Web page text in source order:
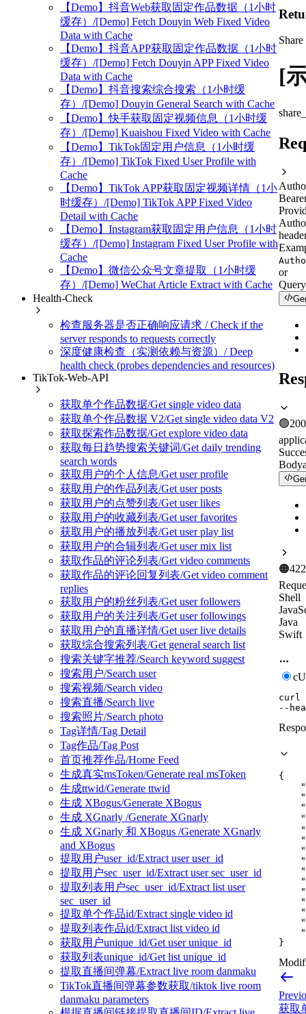
【Demo】抖音Web获取固定作品数据（1小时
缓存）/[Demo] Fetch Douyin Web Fixed Video
Data with Cache
【Demo】抖音APP获取固定作品数据（1小时
缓存）/[Demo] Fetch Douyin APP Fixed Video
Data with Cache
【Demo】抖音搜索综合搜索（1小时缓
存）/[Demo] Douyin General Search with Cache
【Demo】快手获取固定视频信息（1小时缓
存）/[Demo] Kuaishou Fixed Video with Cache
【Demo】TikTok固定用户信息（1小时缓
存）/[Demo] TikTok Fixed User Profile with
Cache
【Demo】TikTok APP获取固定视频详情（1小
时缓存）/[Demo] TikTok APP Fixed Video
Detail with Cache
【Demo】Instagram获取固定用户信息（1小时
缓存）/[Demo] Instagram Fixed User Profile with
Cache
【Demo】微信公众号文章提取（1小时缓
存）/[Demo] WeChat Article Extract with Cache
Health-Check
检查服务器是否正确响应请求 / Check if the
server responds to requests correctly
深度健康检查（实测依赖与资源）/ Deep
health check (probes dependencies and resources)
TikTok-Web-API
获取单个作品数据/Get single video data
获取单个作品数据 V2/Get single video data V2
获取探索作品数据/Get explore video data
获取每日趋势搜索关键词/Get daily trending
search words
获取用户的个人信息/Get user profile
获取用户的作品列表/Get user posts
获取用户的点赞列表/Get user likes
获取用户的收藏列表/Get user favorites
获取用户的播放列表/Get user play list
获取用户的合辑列表/Get user mix list
获取作品的评论列表/Get video comments
获取作品的评论回复列表/Get video comment
replies
获取用户的粉丝列表/Get user followers
获取用户的关注列表/Get user followings
获取用户的直播详情/Get user live details
获取综合搜索列表/Get general search list
搜索关键字推荐/Search keyword suggest
搜索用户/Search user
搜索视频/Search video
搜索直播/Search live
搜索照片/Search photo
Tag详情/Tag Detail
Tag作品/Tag Post
首页推荐作品/Home Feed
生成真实msToken/Generate real msToken
生成ttwid/Generate ttwid
生成 XBogus/Generate XBogus
生成 XGnarly /Generate XGnarly
生成 XGnarly 和 XBogus /Generate XGnarly
and XBogus
提取用户user_id/Extract user user_id
提取用户sec_user_id/Extract user sec_user_id
提取列表用户sec_user_id/Extract list user
sec_user_id
提取单个作品id/Extract single video id
提取列表作品id/Extract list video id
获取用户unique_id/Get user unique_id
获取列表unique_id/Get list unique_id
提取直播间弹幕/Extract live room danmaku
TikTok直播间弹幕参数获取/tiktok live room
danmaku parameters
[
or
🟢200
Body
🟠422
Shell
Java
Swift
curl
--
{
}
获取